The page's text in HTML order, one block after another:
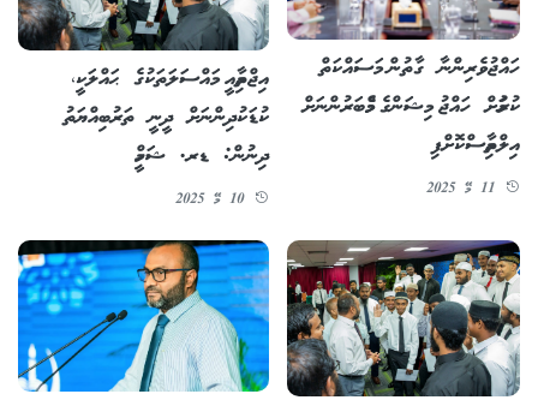
ހައްޖުވެރިންނާ ގާތުން މަސައްކަތް
ކުރުމަށް ހައްޖު މިޝަންގެ މެމްބަރުންނަށް
އިލްތިމާސްކޮށްފި
އިޖްތިމާއީ މައްސަލަތަކުގެ ޙައްލަކީ،
ކުޑަކުދިންނަށް ދީނީ ތަރުބިއްޔަތު
ދިނުން: ޑރ. ޝަހީމް
10 މޭ 2025